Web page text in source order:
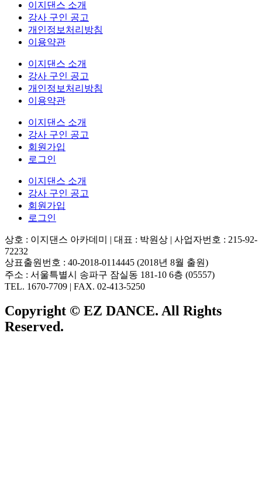
이지댄스 소개
강사 구인 공고
개인정보처리방침
이용약관
이지댄스 소개
강사 구인 공고
개인정보처리방침
이용약관
이지댄스 소개
강사 구인 공고
회원가입
로그인
이지댄스 소개
강사 구인 공고
회원가입
로그인
상호 : 이지댄스 아카데미 | 대표 : 박원상 | 사업자번호 : 215-92-
72232
상표출원번호 : 40-2018-0114445 (2018년 8월 출원)
주소 : 서울특별시 송파구 잠실동 181-10 6층 (05557)
TEL. 1670-7709 | FAX. 02-413-5250
Copyright © EZ DANCE. All Rights
Reserved.